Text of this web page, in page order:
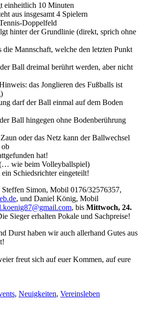
einheitlich 10 Minuten
aus insgesamt 4 Spielern
Doppelfeld
hinter der Grundlinie (direkt, sprich ohne
Mannschaft, welche den letzten Punkt
Ball dreimal berührt werden, aber nicht
das Jonglieren des Fußballs ist
darf der Ball einmal auf dem Boden
Ball hingegen ohne Bodenberührung
oder das Netz kann der Ballwechsel
ob
hat!
wie beim Volleyballspiel)
Schiedsrichter eingeteilt!
Simon, Mobil 0176/32576357,
, und Daniel König, Mobil
, bis Mittwoch, 24.
Sieger erhalten Pokale und Sachpreise!
Durst haben wir auch allerhand Gutes aus
freut sich auf euer Kommen, auf eure
, Neuigkeiten, Vereinsleben